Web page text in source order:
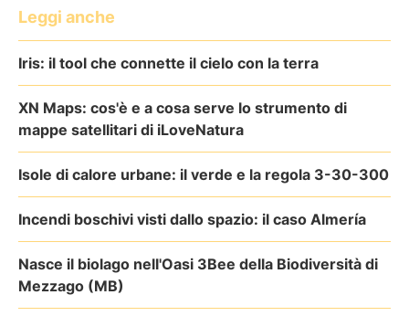
Leggi anche
Iris: il tool che connette il cielo con la terra
XN Maps: cos'è e a cosa serve lo strumento di
mappe satellitari di iLoveNatura
Isole di calore urbane: il verde e la regola 3-30-300
Incendi boschivi visti dallo spazio: il caso Almería
Nasce il biolago nell'Oasi 3Bee della Biodiversità di
Mezzago (MB)